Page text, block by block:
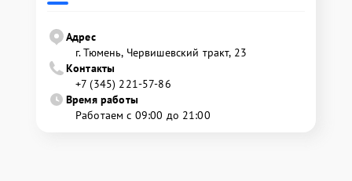
Адрес
г. Тюмень, ​Червишевский тракт, 23
Контакты
+7 (345) 221-57-86
Время работы
Работаем с 09:00 до 21:00